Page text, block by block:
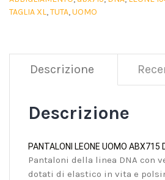
TAGLIA XL,TUTA,UOMO
Descrizione
Descrizione
PANTALONI LEONE UOMO ABX715
Pantaloni della linea DNA con
dotati di elastico in vita e